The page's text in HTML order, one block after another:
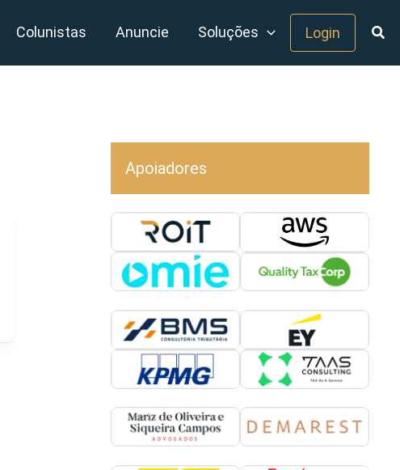
Colunistas Anuncie Soluções Login
Apoiadores